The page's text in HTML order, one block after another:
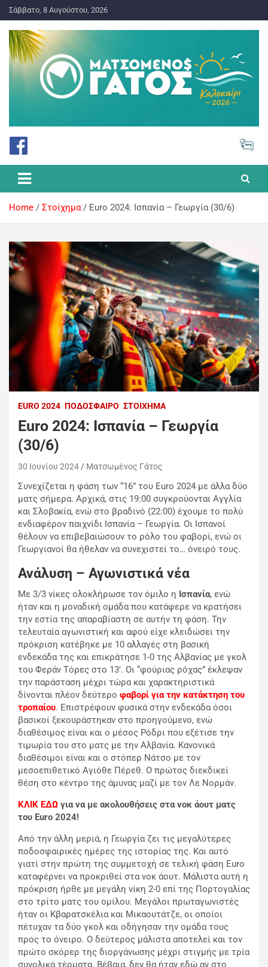
Σάββατο, 8 Αυγούστου, 2026
Ματσωμένος Γάτος – Όλα για
το Στοίχημα
Home Στοίχημα Euro 2024: Iσπανία – Γεωργία (30/6)
EURO 2024 ΠΟΔΌΣΦΑΙΡΟ ΣΤΟΊΧΗΜΑ
Euro 2024: Iσπανία – Γεωργία
(30/6)
30 Ιουνίου 2024 Ματσωμένος Γάτος
Συνεχίζεται η φάση των “16” του Euro 2024 με άλλα δύο
ματς σήμερα. Αρχικά, στις 19:00 συγκρούονται Αγγλία
και Σλοβακία, ενώ στο βραδινό (22:00) έχουμε το πολύ
ενδιαφέρον παιχνίδι Ισπανία – Γεωργία. Οι Ισπανοί
θέλουν να επιβεβαιώσουν το ρόλο του φαβορί, ενώ οι
Γεωργιανοί θα ήθελαν να συνεχιστεί το… όνειρό τους.
Ανάλυση – Αγωνιστικά νέα
Με 3/3 νίκες ολοκλήρωσε τον όμιλο η Ισπανία, ενώ
ήταν και η μοναδική ομάδα που κατάφερε να κρατήσει
την εστία της απαραβίαστη σε αυτήν τη φάση. Την
τελευταία αγωνιστική και αφού είχε κλειδώσει την
πρόκριση κατέβηκε με 10 αλλαγές στη βασική
ενδεκάδα της και επικράτησε 1-0 της Αλβανίας με γκολ
του Φεράν Τόρες στο 13′. Oι “φούριας ρόχας” έκλεψαν
την παράσταση μέχρι τώρα και χαρακτηριστικά
δίνονται πλέον δεύτερο φαβορί για την κατάκτηση του
τροπαίου. Επιστρέφουν φυσικά στην ενδεκάδα όσοι
βασικοί ξεκουράστηκαν στο προηγούμενο, ενώ
διαθέσιμος είναι και ο μέσος Ρόδρι που εξέτισε την
τιμωρία του στο ματς με την Αλβανία. Κανονικά
διαθέσιμοι είναι και ο στόπερ Νάτσο με τον
μεσοεπιθετικό Αγιόθε Πέρεθ. Ο πρώτος διεκδικεί
θέση στο κέντρο της άμυνας μαζί με τον Λε Νορμάν.
ΚΛΙΚ ΕΔΩ για να με ακολουθήσεις στα νοκ άουτ ματς
του Euro 2024!
Από την άλλη μεριά, η Γεωργία ζει τις μεγαλύτερες
ποδοσφαιρικές ημέρες της ιστορίας της. Και αυτό
γιατί στην πρώτη της συμμετοχή σε τελική φάση Euro
καταφέρνει να προκριθεί στα νοκ άουτ. Μάλιστα αυτή η
πρόκριση ήρθε με μεγάλη νίκη 2-0 επί της Πορτογαλίας
στο τρίτο ματς του ομίλου. Μεγάλοι πρωταγωνιστές
ήταν οι Κβαρατσκέλια και Μικαουτάτζε, οι οποίοι
πέτυχαν τα δύο γκολ και οδήγησαν την ομάδα τους
προς το όνειρο. Ο δεύτερος μάλιστα αποτελεί και τον
πρώτο σκόρερ της διοργάνωσης μέχρι στιγμής με τρία
συνολικά τέρματα. Βέβαια, δεν θα ήταν εδώ αν στο